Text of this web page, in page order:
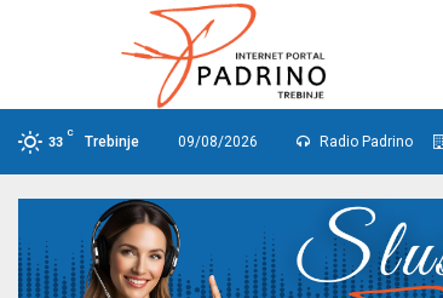
33
C
Trebinje 09/08/2026 Radio Padrino